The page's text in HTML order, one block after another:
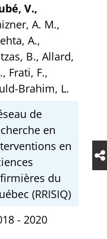
V.,
A. M.,
A.,
B., Allard,
Frati, F.,
Brahim, L.
de
en
en
du
(RRISIQ)
- 2020